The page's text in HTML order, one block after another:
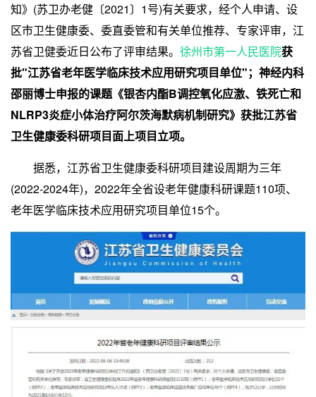
知》(苏卫办老健〔2021〕1号)有关要求，经个人申请、设
区市卫生健康委、委直委管和有关单位推荐、专家评审，江
苏省卫健委近日公布了评审结果。 徐州市第一人民医院获
批"江苏省老年医学临床技术应用研究项目单位"；神经内科
邵丽博士申报的课题《银杏内酯B调控氧化应激、铁死亡和
NLRP3炎症小体治疗阿尔茨海默病机制研究》获批江苏省
卫生健康委科研项目面上项目立项。
据悉，江苏省卫生健康委科研项目建设周期为三年
(2022-2024年)，2022年全省设老年健康科研课题110项、
老年医学临床技术应用研究项目单位15个。